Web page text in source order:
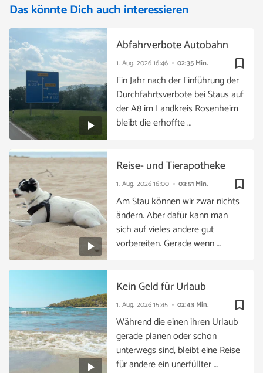
Das könnte Dich auch interessieren
bookmark_border
1. Aug. 202616:46 02:35 Min.
Abfahrverbote Autobahn
Ein Jahr nach der Einführung der
Durchfahrtsverbote bei Staus auf
der A8 im Landkreis Rosenheim
bleibt die erhoffte …
bookmark_border
1. Aug. 202616:00 03:51 Min.
Reise- und Tierapotheke
Am Stau können wir zwar nichts
ändern. Aber dafür kann man
sich auf vieles andere gut
vorbereiten. Gerade wenn …
bookmark_border
1. Aug. 202615:45 02:43 Min.
Kein Geld für Urlaub
Während die einen ihren Urlaub
gerade planen oder schon
unterwegs sind, bleibt eine Reise
für andere ein unerfüllter …